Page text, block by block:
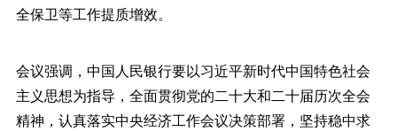
全保卫等工作提质增效。
会议强调，中国人民银行要以习近平新时代中国特色社会
主义思想为指导，全面贯彻党的二十大和二十届历次全会
精神，认真落实中央经济工作会议决策部署，坚持稳中求